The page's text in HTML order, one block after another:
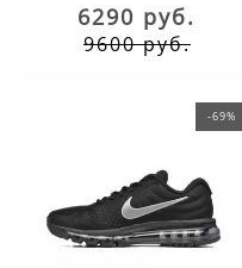
6290 руб.
9600 руб.
-69%